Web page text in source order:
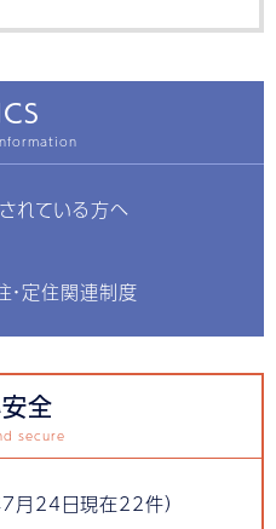
れている方へ
定住関連制度
全
月24日現在22件）